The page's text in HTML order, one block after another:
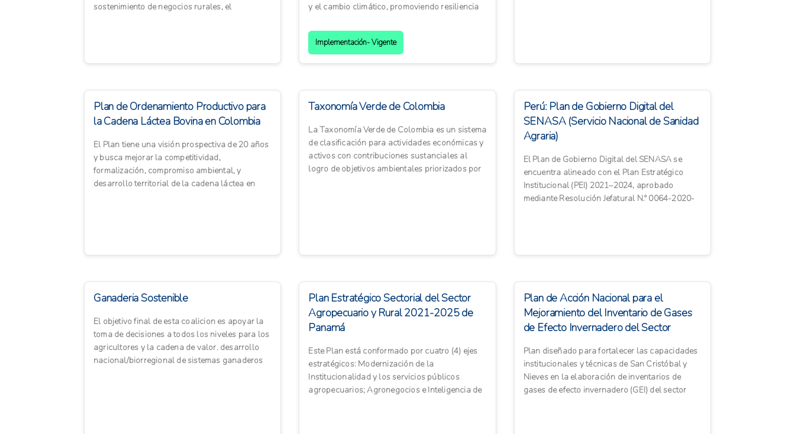
sostenimiento de negocios rurales, el
y el cambio climático, promoviendo resiliencia
Implementación- Vigente
Plan de Ordenamiento Productivo para
la Cadena Láctea Bovina en Colombia
El Plan tiene una visión prospectiva de 20 años
y busca mejorar la competitividad,
formalización, compromiso ambiental, y
desarrollo territorial de la cadena láctea en
Taxonomía Verde de Colombia
La Taxonomía Verde de Colombia es un sistema
de clasificación para actividades económicas y
activos con contribuciones sustanciales al
logro de objetivos ambientales priorizados por
Perú: Plan de Gobierno Digital del
SENASA (Servicio Nacional de Sanidad
Agraria)
El Plan de Gobierno Digital del SENASA se
encuentra alineado con el Plan Estratégico
Institucional (PEI) 2021–2024, aprobado
mediante Resolución Jefatural N.º 0064-2020-
Ganaderia Sostenible
El objetivo final de esta coalicion es apoyar la
toma de decisiones a todos los niveles para los
agricultores y la cadena de valor. desarrollo
nacional/biorregional de sistemas ganaderos
Plan Estratégico Sectorial del Sector
Agropecuario y Rural 2021-2025 de
Panamá
Este Plan está conformado por cuatro (4) ejes
estratégicos: Modernización de la
Institucionalidad y los servicios públicos
agropecuarios; Agronegocios e Inteligencia de
Plan de Acción Nacional para el
Mejoramiento del Inventario de Gases
de Efecto Invernadero del Sector
Plan diseñado para fortalecer las capacidades
institucionales y técnicas de San Cristóbal y
Nieves en la elaboración de inventarios de
gases de efecto invernadero (GEI) del sector